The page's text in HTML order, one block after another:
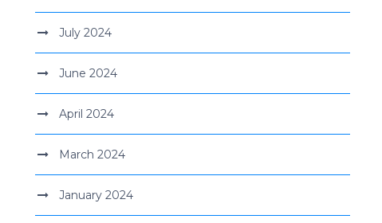
July 2024
June 2024
April 2024
March 2024
January 2024